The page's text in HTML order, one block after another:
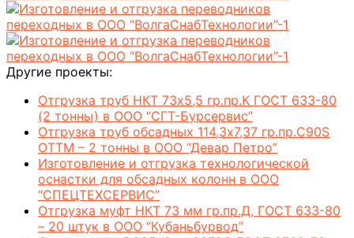
Другие проекты:
Отгрузка труб НКТ 73х5,5 гр.пр.К ГОСТ 633-80
(2 тонны) в ООО “СГТ-Бурсервис”
Отгрузка труб обсадных 114,3х7,37 гр.пр.C90S
ОТТМ – 2 тонны в ООО “Девар Петро”
Изготовление и отгрузка технологической
оснастки для обсадных колонн в ООО
“СПЕЦТЕХСЕРВИС”
Отгрузка муфт НКТ 73 мм гр.пр.Д, ГОСТ 633-80
– 20 штук в ООО “Кубаньбурвод”